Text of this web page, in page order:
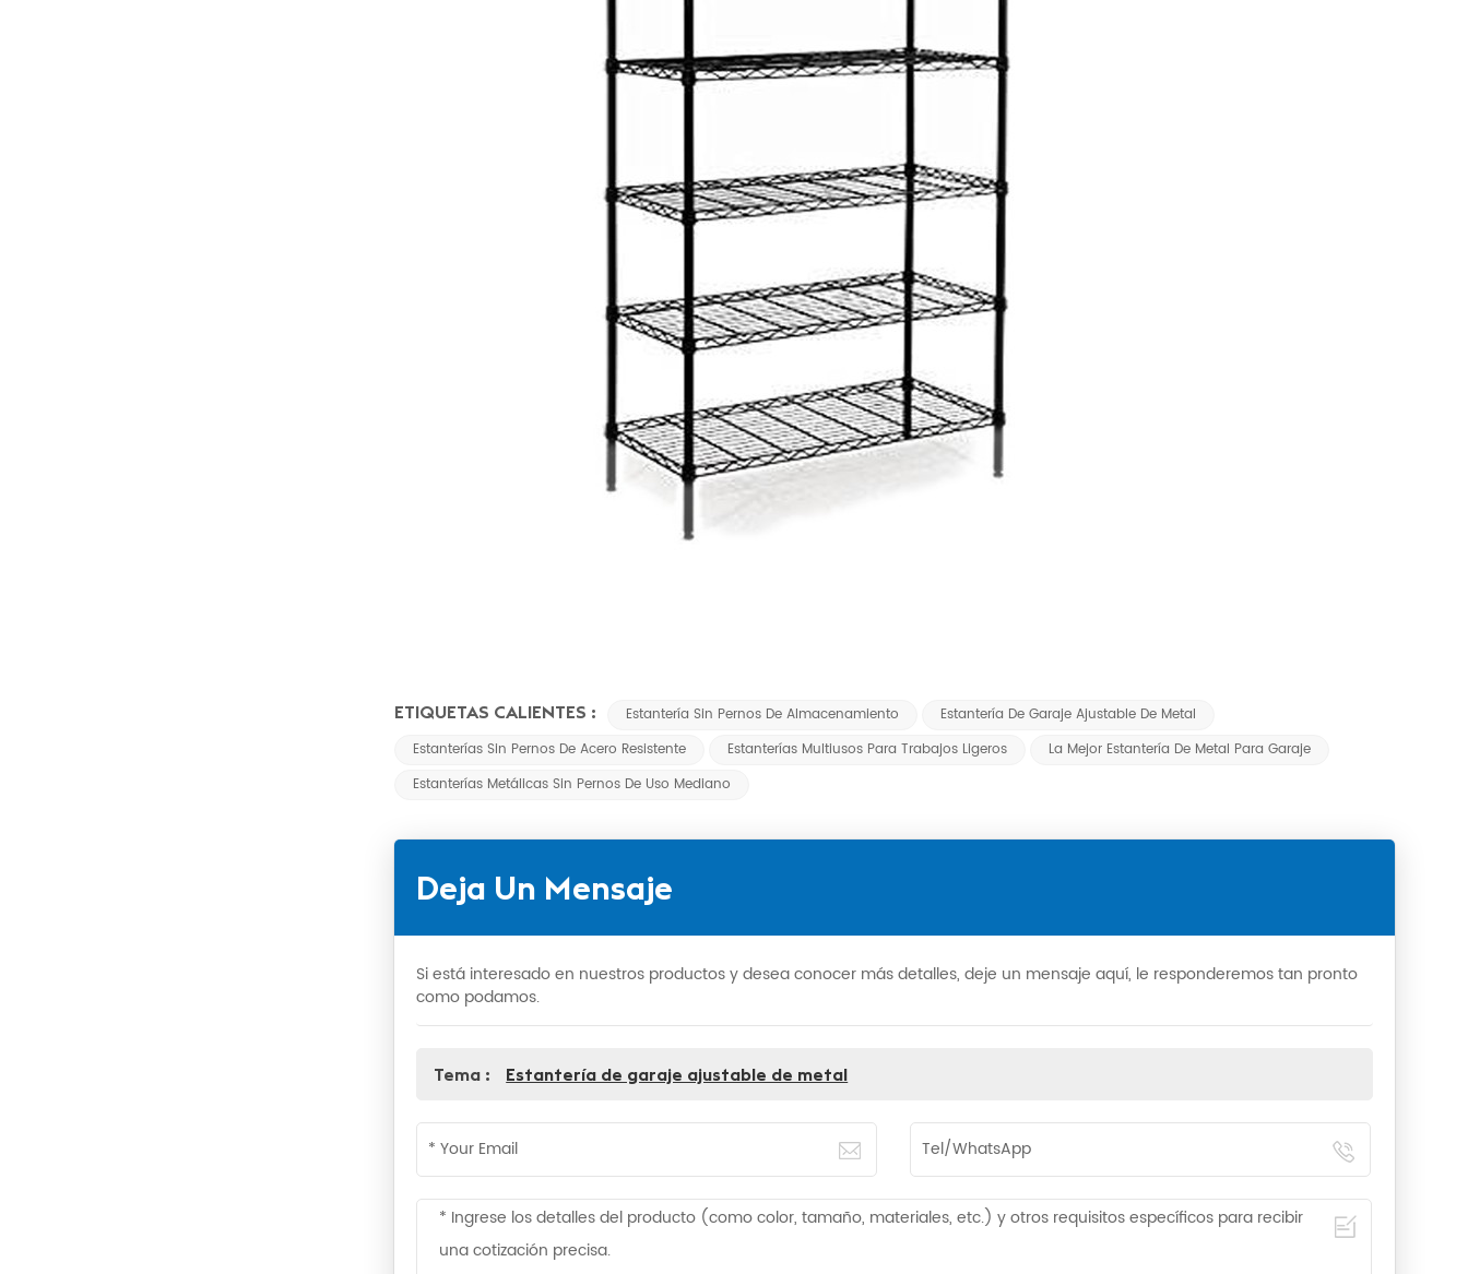
ETIQUETAS CALIENTES : Estantería Sin Pernos De Almacenamiento
Estantería De Garaje Ajustable De Metal
Estanterías Sin Pernos De Acero Resistente
Estanterías Multiusos Para Trabajos Ligeros
La Mejor Estantería De Metal Para Garaje
Estanterías Metálicas Sin Pernos De Uso Mediano
Deja Un Mensaje
Si está interesado en nuestros productos y desea conocer más detalles, deje un mensaje aquí, le responderemos tan pronto
como podamos.
Tema : Estantería de garaje ajustable de metal